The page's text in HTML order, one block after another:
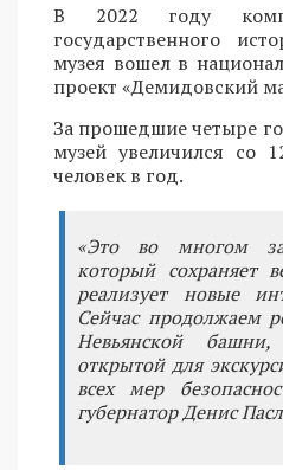
В 2022 году
государственного
музея вошел в
проект «Демидовский
За прошедшие четыре
музей увеличился со
человек в год.
«Это во многом
который сохраняет
реализует новые
Сейчас продолжаем
Невьянской
открытой для
всех мер
губернатор Денис